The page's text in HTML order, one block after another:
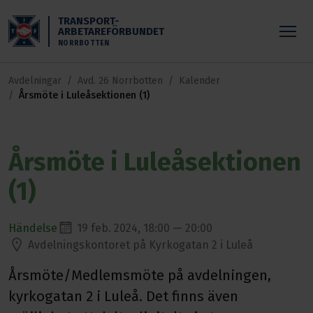
TRANSPORT-
ARBETAREFÖRBUNDET
NORRBOTTEN
Avdelningar Avd. 26 Norrbotten
Kalender
Årsmöte i Luleåsektionen (1)
Årsmöte i Luleåsektionen
(1)
Händelse
19 feb. 2024, 18:00 — 20:00
Avdelningskontoret på Kyrkogatan 2 i Luleå
Årsmöte/Medlemsmöte på avdelningen,
kyrkogatan 2 i Luleå. Det finns även